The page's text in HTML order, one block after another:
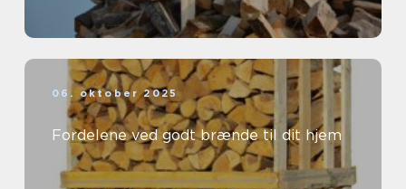
06. oktober 2025
Fordelene ved godt brænde til dit hjem